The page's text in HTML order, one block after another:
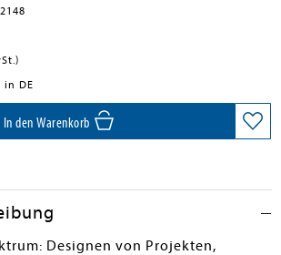
in DE
In den Warenkorb
Designen von Projekten,